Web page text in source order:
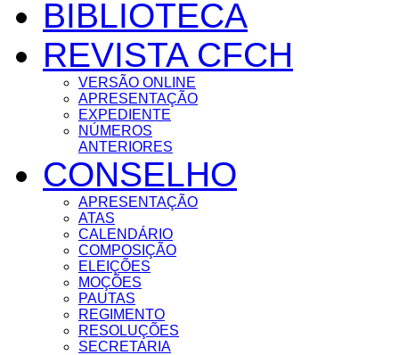
BIBLIOTECA
REVISTA CFCH
VERSÃO ONLINE
APRESENTAÇÃO
EXPEDIENTE
NÚMEROS
ANTERIORES
CONSELHO
APRESENTAÇÃO
ATAS
CALENDÁRIO
COMPOSIÇÃO
ELEIÇÕES
MOÇÕES
PAUTAS
REGIMENTO
RESOLUÇÕES
SECRETARIA